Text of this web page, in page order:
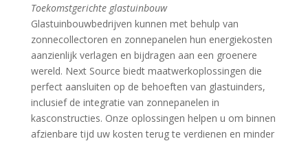
Toekomstgerichte glastuinbouw
Glastuinbouwbedrijven kunnen met behulp van
zonnecollectoren en zonnepanelen hun energiekosten
aanzienlijk verlagen en bijdragen aan een groenere
wereld. Next Source biedt maatwerkoplossingen die
perfect aansluiten op de behoeften van glastuinders,
inclusief de integratie van zonnepanelen in
kasconstructies. Onze oplossingen helpen u om binnen
afzienbare tijd uw kosten terug te verdienen en minder